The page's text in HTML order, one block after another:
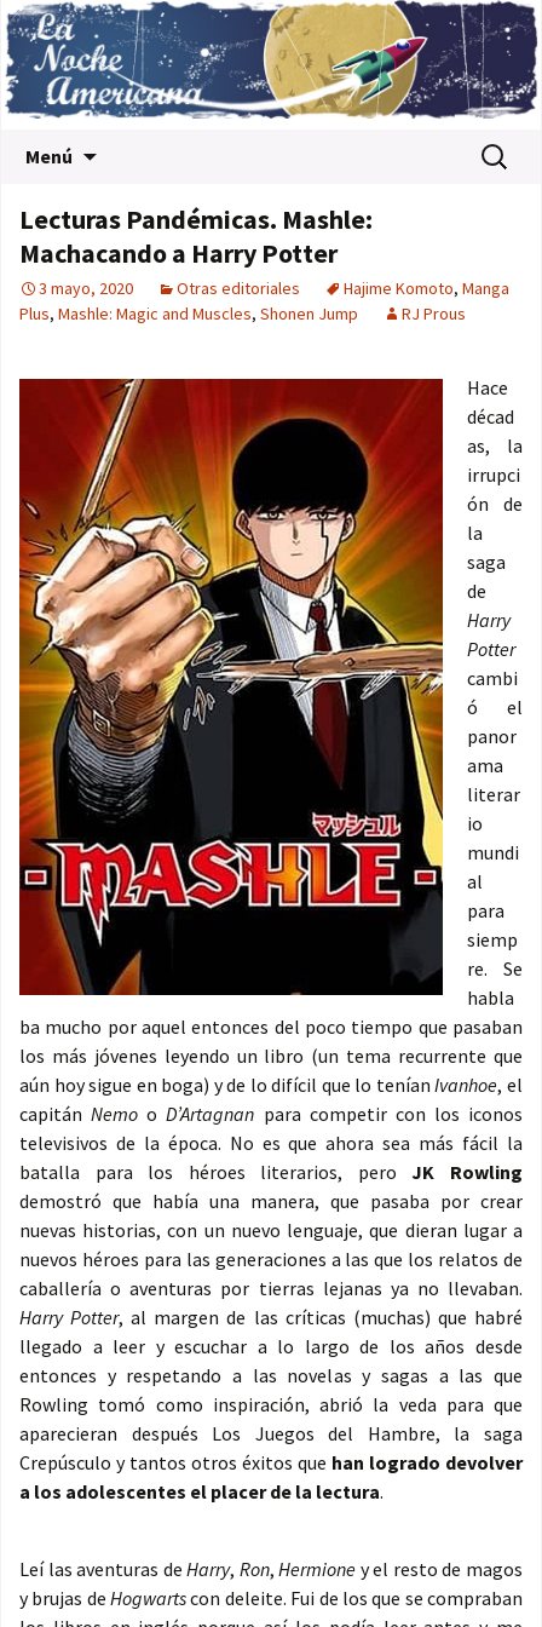
Menú Buscar:
Lecturas Pandémicas. Mashle:
Machacando a Harry Potter
3 mayo, 2020 Otras editoriales Hajime Komoto, Manga
Plus, Mashle: Magic and Muscles, Shonen Jump RJ Prous
Hace
décad
as, la
irrupci
ón de
la
saga
de
Harry
Potter
cambi
ó el
panor
ama
literar
io
mundi
al
para
siemp
re. Se
habla
ba mucho por aquel entonces del poco tiempo que pasaban
los más jóvenes leyendo un libro (un tema recurrente que
aún hoy sigue en boga) y de lo difícil que lo teníanIvanhoe, el
capitánNemo oD’Artagnan para competir con los iconos
televisivos de la época. No es que ahora sea más fácil la
batalla para los héroes literarios, peroJK Rowling
demostró que había una manera, que pasaba por crear
nuevas historias, con un nuevo lenguaje, que dieran lugar a
nuevos héroes para las generaciones a las que los relatos de
caballería o aventuras por tierras lejanas ya no llevaban.
Harry Potter, al margen de las críticas (muchas) que habré
llegado a leer y escuchar a lo largo de los años desde
entonces y respetando a las novelas y sagas a las que
Rowling tomó como inspiración, abrió la veda para que
aparecieran después Los Juegos del Hambre, la saga
Crepúsculo y tantos otros éxitos que han logrado devolver
a los adolescentes el placer de la lectura.
Leí las aventuras deHarry, Ron,Hermione y el resto de magos
y brujas deHogwartscon deleite. Fui de los que se compraban